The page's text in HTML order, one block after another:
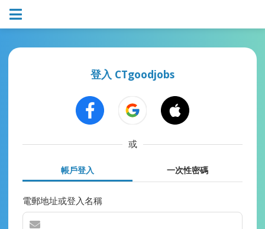
登入 CTgoodjobs
或
帳戶登入 一次性密碼
電郵地址或登入名稱